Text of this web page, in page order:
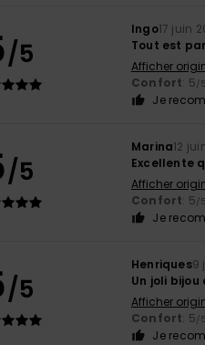
/5
Ingo17 juin
Tout est
Afficher
Confort: 5/5
Je
/5
Marina12
Excellente
Afficher
Confort: 5/5
Je
/5
Henriques9
Un joli
Afficher
Confort: 5/5
Je